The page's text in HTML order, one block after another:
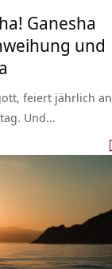
Ganesha
und
feiert jährlich an
Und…